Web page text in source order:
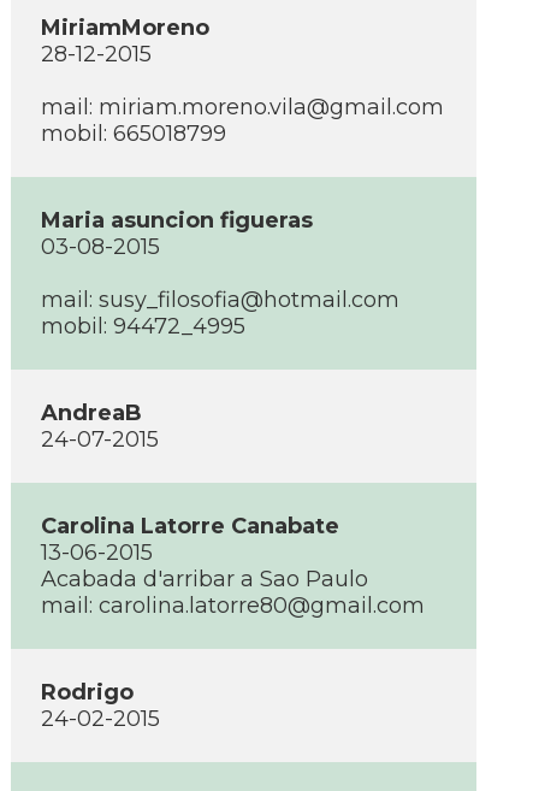
MiriamMoreno
28-12-2015
mail: miriam.moreno.vila@gmail.com
mobil: 665018799
Maria asuncion figueras
03-08-2015
mail: susy_filosofia@hotmail.com
mobil: 94472_4995
AndreaB
24-07-2015
Carolina Latorre Canabate
13-06-2015
Acabada d'arribar a Sao Paulo
mail: carolina.latorre80@gmail.com
Rodrigo
24-02-2015